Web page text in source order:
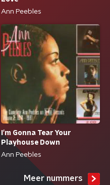
Ann Peebles
I'm Gonna Tear Your
Playhouse Down
Ann Peebles
Meer nummers